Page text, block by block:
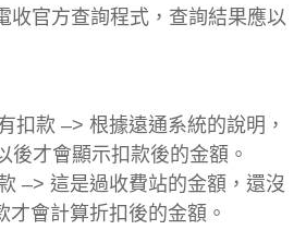
官方查詢程式，查詢結果應以
扣款 –> 根據遠通系統的說明，
後才會顯示扣款後的金額。
–> 這是過收費站的金額，還沒
才會計算折扣後的金額。